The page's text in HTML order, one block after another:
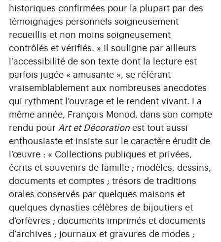
historiques confirmées pour la plupart par des
témoignages personnels soigneusement
recueillis et non moins soigneusement
contrôlés et vérifiés. » Il souligne par ailleurs
l’accessibilité de son texte dont la lecture est
parfois jugée « amusante », se référant
vraisemblablement aux nombreuses anecdotes
qui rythment l’ouvrage et le rendent vivant. La
même année, François Monod, dans son compte
rendu pour Art et Décorationest tout aussi
enthousiaste et insiste sur le caractère érudit de
l’œuvre : « Collections publiques et privées,
écrits et souvenirs de famille ; modèles, dessins,
documents et comptes ; trésors de traditions
orales conservés par quelques maisons et
quelques dynasties célèbres de bijoutiers et
d’orfèvres ; documents imprimés et documents
d’archives ; journaux et gravures de modes ;